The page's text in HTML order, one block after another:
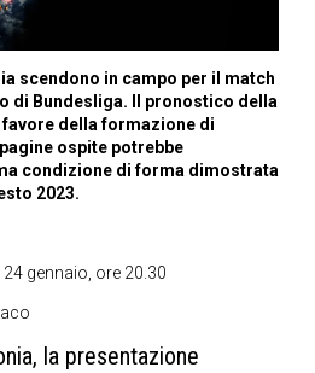
scendono in campo per il match
di Bundesliga. Il pronostico della
della formazione di
ospite potrebbe
condizione di forma dimostrata
2023.
gennaio, ore 20.30
la presentazione